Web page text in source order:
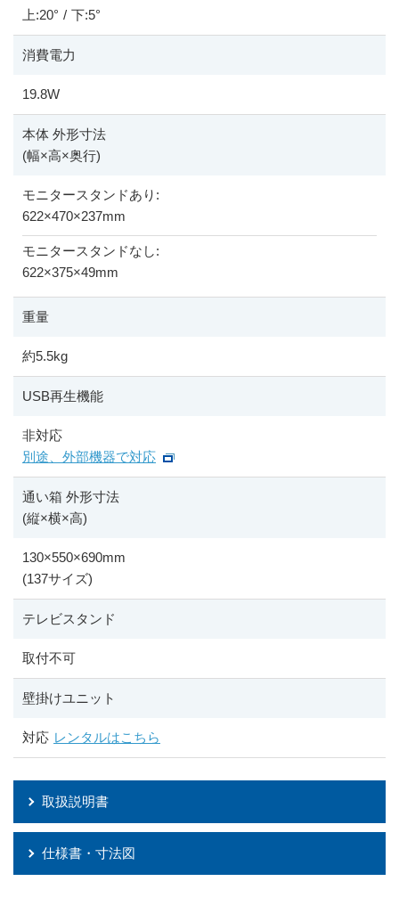
上:20° / 下:5°
消費電力
19.8W
本体 外形寸法
(幅×高×奥行)
モニタースタンドあり:
622×470×237mm
モニタースタンドなし:
622×375×49mm
重量
約5.5kg
USB再生機能
非対応
別途、外部機器で対応
通い箱 外形寸法
(縦×横×高)
130×550×690mm
(137サイズ)
テレビスタンド
取付不可
壁掛けユニット
対応 レンタルはこちら
取扱説明書
仕様書・寸法図